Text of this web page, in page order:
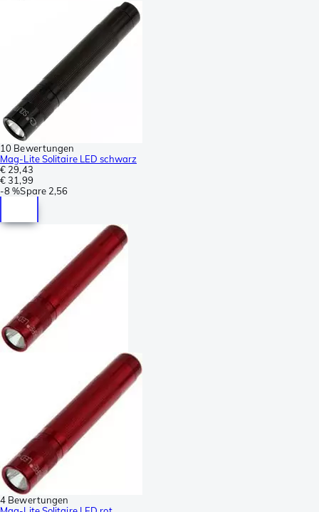
10 Bewertungen
Mag-Lite Solitaire LED schwarz
€ 29,43
€ 31,99
-8 %Spare 2,56
4 Bewertungen